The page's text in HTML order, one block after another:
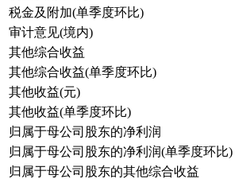
税金及附加(单季度环比)
审计意见(境内)
其他综合收益
其他综合收益(单季度环比)
其他收益(元)
其他收益(单季度环比)
归属于母公司股东的净利润
归属于母公司股东的净利润(单季度环比)
归属于母公司股东的其他综合收益